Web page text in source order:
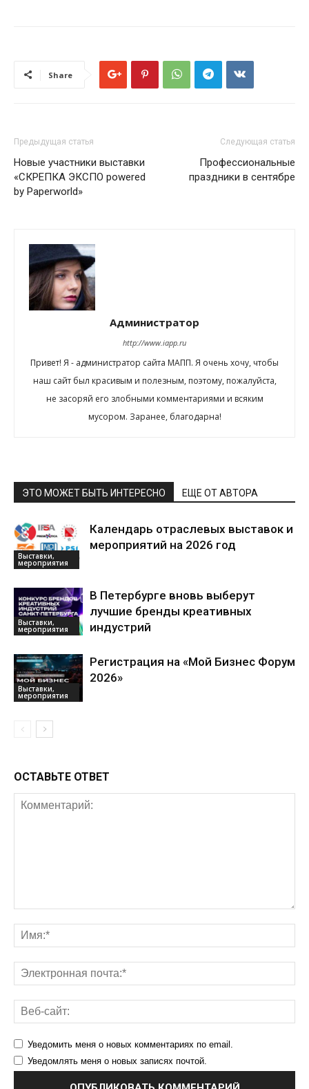
Share
Предыдущая статья
Новые участники выставки
«СКРЕПКА ЭКСПО powered
by Paperworld»
Следующая статья
Профессиональные
праздники в сентябре
Администратор
http://www.iapp.ru
Привет! Я - администратор сайта МАПП. Я очень хочу, чтобы
наш сайт был красивым и полезным, поэтому, пожалуйста,
не засоряй его злобными комментариями и всяким
мусором. Заранее, благодарна!
ЭТО МОЖЕТ БЫТЬ ИНТЕРЕСНО ЕЩЕ ОТ АВТОРА
Выставки,
мероприятия
Календарь отраслевых выставок и
мероприятий на 2026 год
Выставки,
мероприятия
В Петербурге вновь выберут
лучшие бренды креативных
индустрий
Выставки,
мероприятия
Регистрация на «Мой Бизнес Форум
2026»
ОСТАВЬТЕ ОТВЕТ
Уведомить меня о новых комментариях по email.
Уведомлять меня о новых записях почтой.